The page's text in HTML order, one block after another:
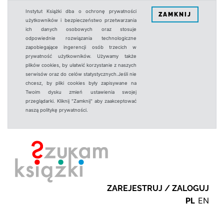
Instytut Książki dba o ochronę prywatności
użytkowników i bezpieczeństwo przetwarzania
ich danych osobowych oraz stosuje
odpowiednie rozwiązania technologiczne
zapobiegające ingerencji osób trzecich w
prywatność użytkowników. Używamy także
plików cookies, by ułatwić korzystanie z naszych
serwisów oraz do celów statystycznych.Jeśli nie
chcesz, by pliki cookies były zapisywane na
Twoim dysku zmień ustawienia swojej
przeglądarki. Kliknij "Zamknij" aby zaakceptować
naszą politykę prywatności.
ZAMKNIJ
ZAREJESTRUJ / ZALOGUJ
PL EN